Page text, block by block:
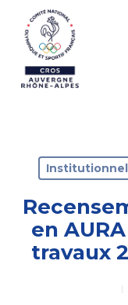
main
content
en
travaux